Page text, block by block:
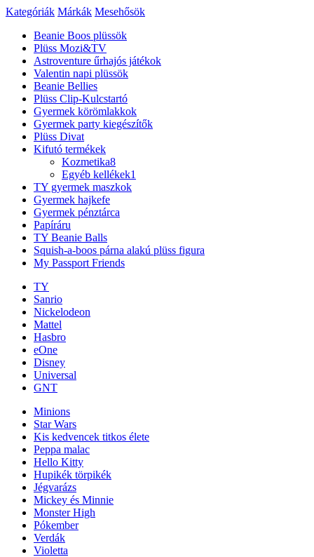
Kategóriák Márkák Mesehősök
Beanie Boos plüssök
Plüss Mozi&TV
Astroventure űrhajós játékok
Valentin napi plüssök
Beanie Bellies
Plüss Clip-Kulcstartó
Gyermek körömlakkok
Gyermek party kiegészítők
Plüss Divat
Kifutó termékek
Kozmetika8
Egyéb kellékek1
TY gyermek maszkok
Gyermek hajkefe
Gyermek pénztárca
Papíráru
TY Beanie Balls
Squish-a-boos párna alakú plüss figura
My Passport Friends
TY
Sanrio
Nickelodeon
Mattel
Hasbro
eOne
Disney
Universal
GNT
Minions
Star Wars
Kis kedvencek titkos élete
Peppa malac
Hello Kitty
Hupikék törpikék
Jégvarázs
Mickey és Minnie
Monster High
Pókember
Verdák
Violetta